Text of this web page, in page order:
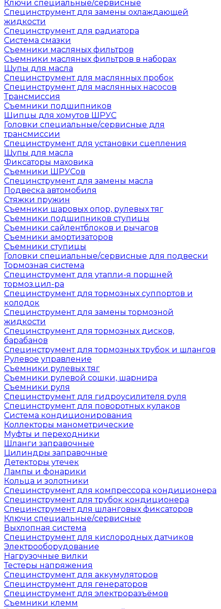
Ключи специальные/сервисные
Специнструмент для замены охлаждающей
жидкости
Специнструмент для радиатора
Система смазки
Съемники масляных фильтров
Съемники масляных фильтров в наборах
Щупы для масла
Специнструмент для маслянных пробок
Специнструмент для маслянных насосов
Трансмиссия
Съемники подшипников
Щипцы для хомутов ШРУС
Головки специальные/сервисные для
трансмиссии
Специнструмент для установки сцепления
Щупы для масла
Фиксаторы маховика
Съемники ШРУСов
Специнструмент для замены масла
Подвеска автомобиля
Стяжки пружин
Съемники шаровых опор, рулевых тяг
Съемники подшипников ступицы
Съемники сайлентблоков и рычагов
Съемники амортизаторов
Съемники ступицы
Головки специальные/сервисные для подвески
Тормозная система
Специнструмент для утапли-я поршней
тормоз.цил-ра
Специнструмент для тормозных суппортов и
колодок
Специнструмент для замены тормозной
жидкости
Специнструмент для тормозных дисков,
барабанов
Специнструмент для тормозных трубок и шлангов
Рулевое управление
Съемники рулевых тяг
Съемники рулевой сошки, шарнира
Съемники руля
Специнструмент для гидроусилителя руля
Специнструмент для поворотных кулаков
Система кондиционирования
Коллекторы манометрические
Муфты и переходники
Шланги заправочные
Цилиндры заправочные
Детекторы утечек
Лампы и фонарики
Кольца и золотники
Специнструмент для компрессора кондиционера
Специнструмент для трубок кондиционера
Специнструмент для шланговых фиксаторов
Ключи специальные/сервисные
Выхлопная система
Специнструмент для кислородных датчиков
Электрооборудование
Нагрузочные вилки
Тестеры напряжения
Специнструмент для аккумуляторов
Специнструмент для генераторов
Специнструмент для электроразъёмов
Съемники клемм